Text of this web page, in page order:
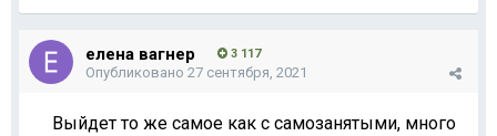
елена вагнер 3 117
Опубликовано 27 сентября, 2021
Выйдет то же самое как с самозанятыми, много